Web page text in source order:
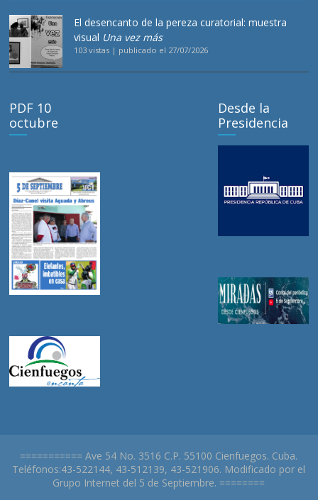
El desencanto de la pereza curatorial: muestra
visual Una vez más
103 vistas | publicado el 27/07/2026
PDF 10
octubre
Desde la
Presidencia
=========== Ave 54 No. 3516 C.P. 55100 Cienfuegos. Cuba.
Teléfonos:43-522144, 43-512139, 43-521906. Modificado por el
Grupo Internet del 5 de Septiembre. ========